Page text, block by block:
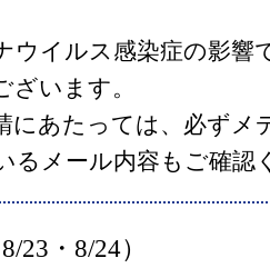
ウイルス感染症の影響
ざいます。
にあたっては、必ずメ
るメール内容もご確認
23・8/24）